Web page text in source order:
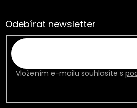
Odebírat newsletter
Vložením e-mailu souhlasíte s